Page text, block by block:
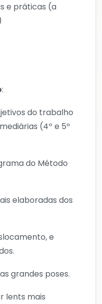
e práticas (a
:
do trabalho
(4º e 5º
do Método
elaboradas dos
e
grandes poses.
lents mais